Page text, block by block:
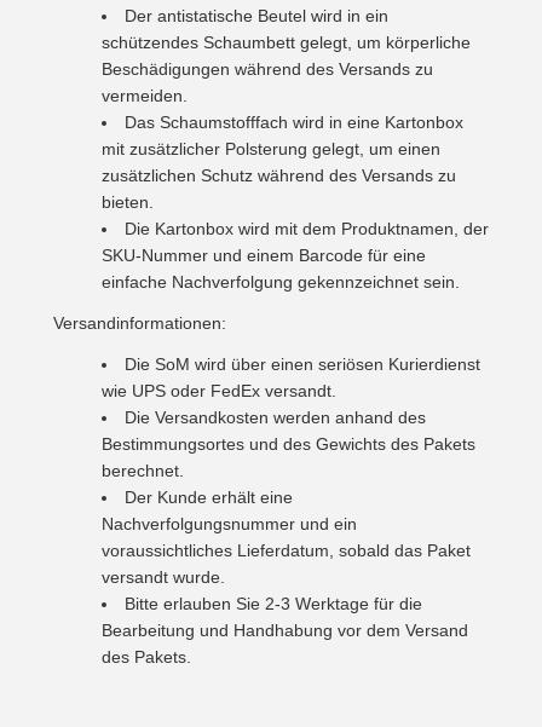
Der antistatische Beutel wird in ein
schützendes Schaumbett gelegt, um körperliche
Beschädigungen während des Versands zu
vermeiden.
Das Schaumstofffach wird in eine Kartonbox
mit zusätzlicher Polsterung gelegt, um einen
zusätzlichen Schutz während des Versands zu
bieten.
Die Kartonbox wird mit dem Produktnamen, der
SKU-Nummer und einem Barcode für eine
einfache Nachverfolgung gekennzeichnet sein.
Versandinformationen:
Die SoM wird über einen seriösen Kurierdienst
wie UPS oder FedEx versandt.
Die Versandkosten werden anhand des
Bestimmungsortes und des Gewichts des Pakets
berechnet.
Der Kunde erhält eine
Nachverfolgungsnummer und ein
voraussichtliches Lieferdatum, sobald das Paket
versandt wurde.
Bitte erlauben Sie 2-3 Werktage für die
Bearbeitung und Handhabung vor dem Versand
des Pakets.